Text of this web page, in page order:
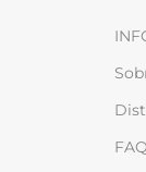
FAQ